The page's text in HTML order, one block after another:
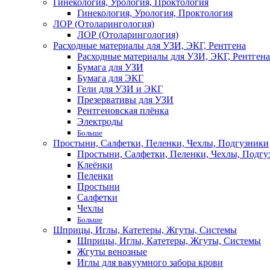
Гинекология, Урология, Проктология
Гинекология, Урология, Проктология
ЛОР (Отоларингология)
ЛОР (Отоларингология)
Расходные материалы для УЗИ, ЭКГ, Рентгена
Расходные материалы для УЗИ, ЭКГ, Рентгена
Бумага для УЗИ
Бумага для ЭКГ
Гели для УЗИ и ЭКГ
Презервативы для УЗИ
Рентгеновская плёнка
Электроды
Больше
Простыни, Салфетки, Пеленки, Чехлы, Подгузники
Простыни, Салфетки, Пеленки, Чехлы,
Клеёнки
Пеленки
Простыни
Салфетки
Чехлы
Больше
Шприцы, Иглы, Катетеры, Жгуты, Системы
Шприцы, Иглы, Катетеры, Жгуты, Системы
Жгуты венозные
Иглы для вакуумного забора крови